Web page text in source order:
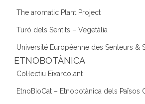
The aromatic Plant Project
Turó dels Sentits – Vegetàlia
Université Européenne des Senteurs &
ETNOBOTÀNICA
Col·lectiu Eixarcolant
EtnoBioCat – Etnobotànica dels Països